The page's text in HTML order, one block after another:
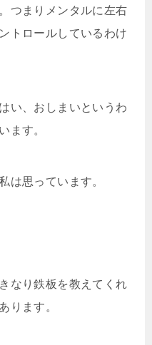
つまりメンタルに左右
トロールしているわけ
い、おしまいというわ
ます。
は思っています。
なり鉄板を教えてくれ
ります。